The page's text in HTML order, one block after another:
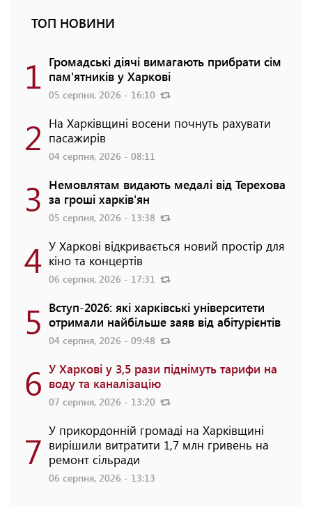
ТОП НОВИНИ
1 Громадські діячі вимагають прибрати сім
пам'ятників у Харкові
05 серпня, 2026 - 16:10
2 На Харківщині восени почнуть рахувати
пасажирів
04 серпня, 2026 - 08:11
3 Немовлятам видають медалі від Терехова
за гроші харків'ян
05 серпня, 2026 - 13:38
4 У Харкові відкривається новий простір для
кіно та концертів
06 серпня, 2026 - 17:31
5 Вступ-2026: які харківські університети
отримали найбільше заяв від абітурієнтів
04 серпня, 2026 - 09:48
6 У Харкові у 3,5 рази піднімуть тарифи на
воду та каналізацію
07 серпня, 2026 - 13:20
7 У прикордонній громаді на Харківщині
вирішили витратити 1,7 млн гривень на
ремонт сільради
06 серпня, 2026 - 13:13